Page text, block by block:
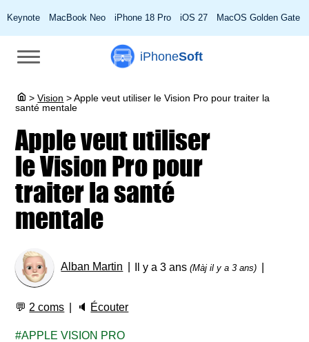
Keynote MacBook Neo iPhone 18 Pro iOS 27 MacOS Golden Gate
iPhoneSoft
> Vision >Apple veut utiliser le Vision Pro pour traiter la
santé mentale
Apple veut utiliser
le Vision Pro pour
traiter la santé
mentale
Alban Martin Il y a 3 ans(Màj il y a 3 ans)
💬 2 coms 🔈 Écouter
APPLE VISION PRO